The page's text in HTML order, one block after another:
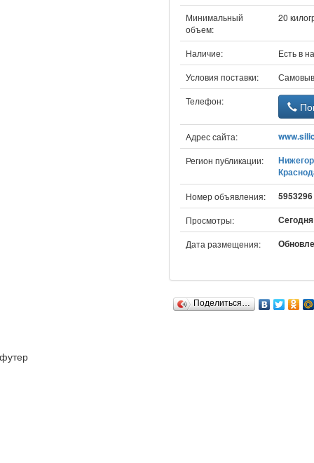
Минимальный
объем:
20
Наличие:
Есть в
Условия поставки:
Телефон:
Адрес сайта:
Регион публикации:
Номер объявления: 5953296
Просмотры:
Дата размещения:
Поделиться…
футер